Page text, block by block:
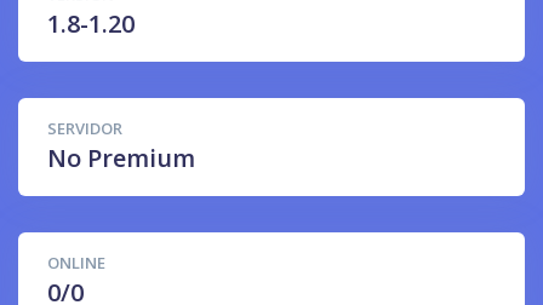
1.8-1.20
SERVIDOR
No Premium
ONLINE
0/0